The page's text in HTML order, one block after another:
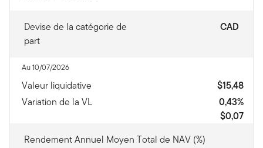
Devise de la catégorie de
part
CAD
Au 10/07/2026
Valeur liquidative
$15,48
Variation de la VL
0,43%
$0,07
Rendement Annuel Moyen Total de NAV (%)